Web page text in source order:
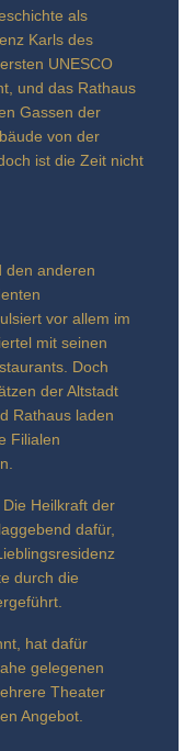
als
Karls des
UNESCO
und das Rathaus
Gassen der
von der
ist die Zeit nicht
den anderen
vor allem im
mit seinen
Doch
der Altstadt
Rathaus laden
Filialen
Heilkraft der
dafür,
durch die
hat dafür
gelegenen
Theater
Angebot.